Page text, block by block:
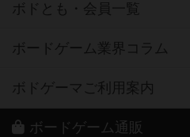
ボドとも・会員一覧
ボードゲーム業界コラム
ボドゲーマご利用案内
ボードゲーム通販